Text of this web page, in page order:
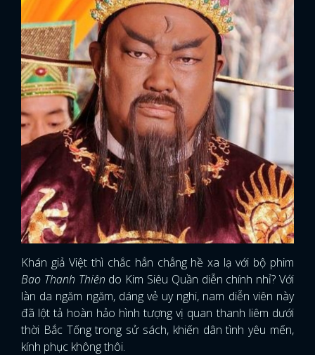
Khán giả Việt thì chắc hẳn chẳng hề xa lạ với bộ phim
Bao Thanh Thiên do Kim Siêu Quần diễn chính nhỉ? Với
làn da ngăm ngăm, dáng vẻ uy nghi, nam diễn viên này
đã lột tả hoàn hảo hình tượng vị quan thanh liêm dưới
thời Bắc Tống trong sử sách, khiến dân tình yêu mến,
kính phục không thôi.